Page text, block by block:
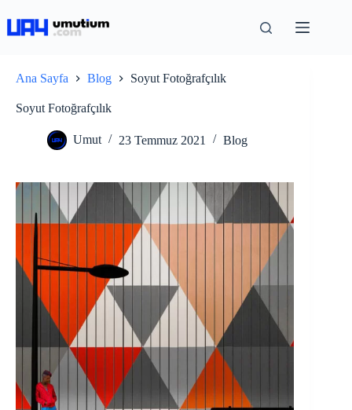
Ana Sayfa Blog Soyut Fotoğrafçılık
Soyut Fotoğrafçılık
Umut 23 Temmuz 2021 Blog